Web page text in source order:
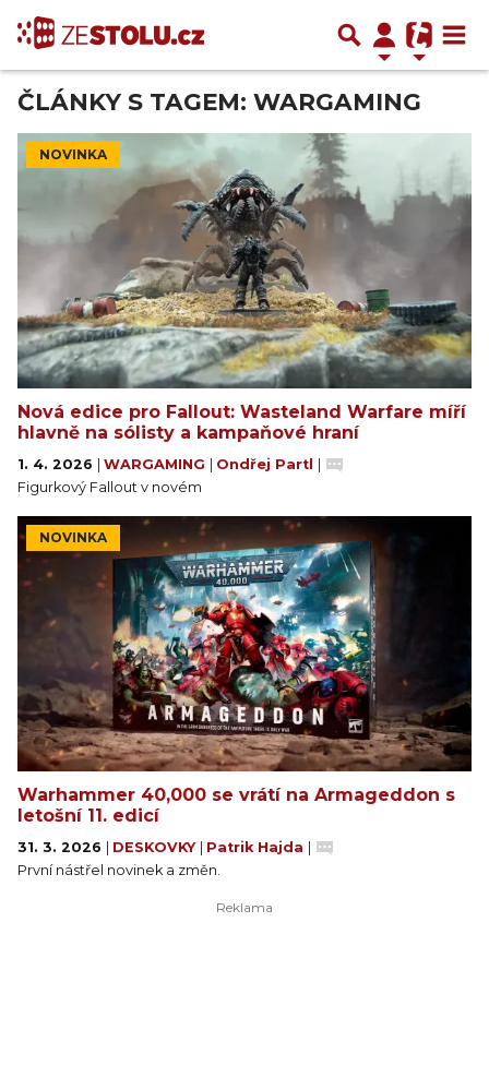
ČLÁNKY S TAGEM: WARGAMING
NOVINKA
Nová edice pro Fallout: Wasteland Warfare míří
hlavně na sólisty a kampaňové hraní
1. 4. 2026 WARGAMING Ondřej Partl
Figurkový Fallout v novém
NOVINKA
Warhammer 40,000 se vrátí na Armageddon s
letošní 11. edicí
31. 3. 2026 DESKOVKY Patrik Hajda
První nástřel novinek a změn.